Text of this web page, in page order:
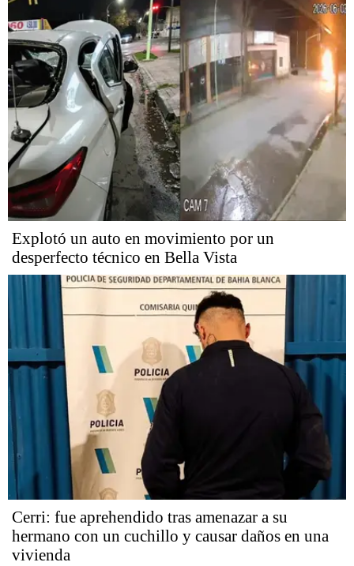
Explotó un auto en movimiento por un
desperfecto técnico en Bella Vista
Cerri: fue aprehendido tras amenazar a su
hermano con un cuchillo y causar daños en una
vivienda